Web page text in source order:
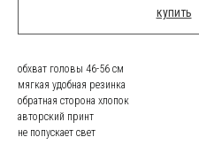
купить
обхват головы 46-56 см
мягкая удобная резинка
обратная сторона хлопок
авторский принт
не попускает свет